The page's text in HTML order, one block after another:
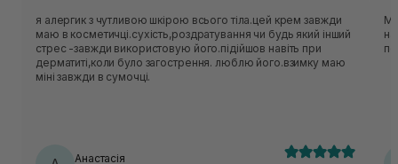
я алергик з чутливою шкірою всього тіла.цей крем завжди
маю в косметичці.сухість,роздратування чи будь який інший
стрес -завжди використовую його.підійшов навіть при
дерматиті,коли було загострення. люблю його.взимку маю
міні завжди в сумочці.
Анастасія